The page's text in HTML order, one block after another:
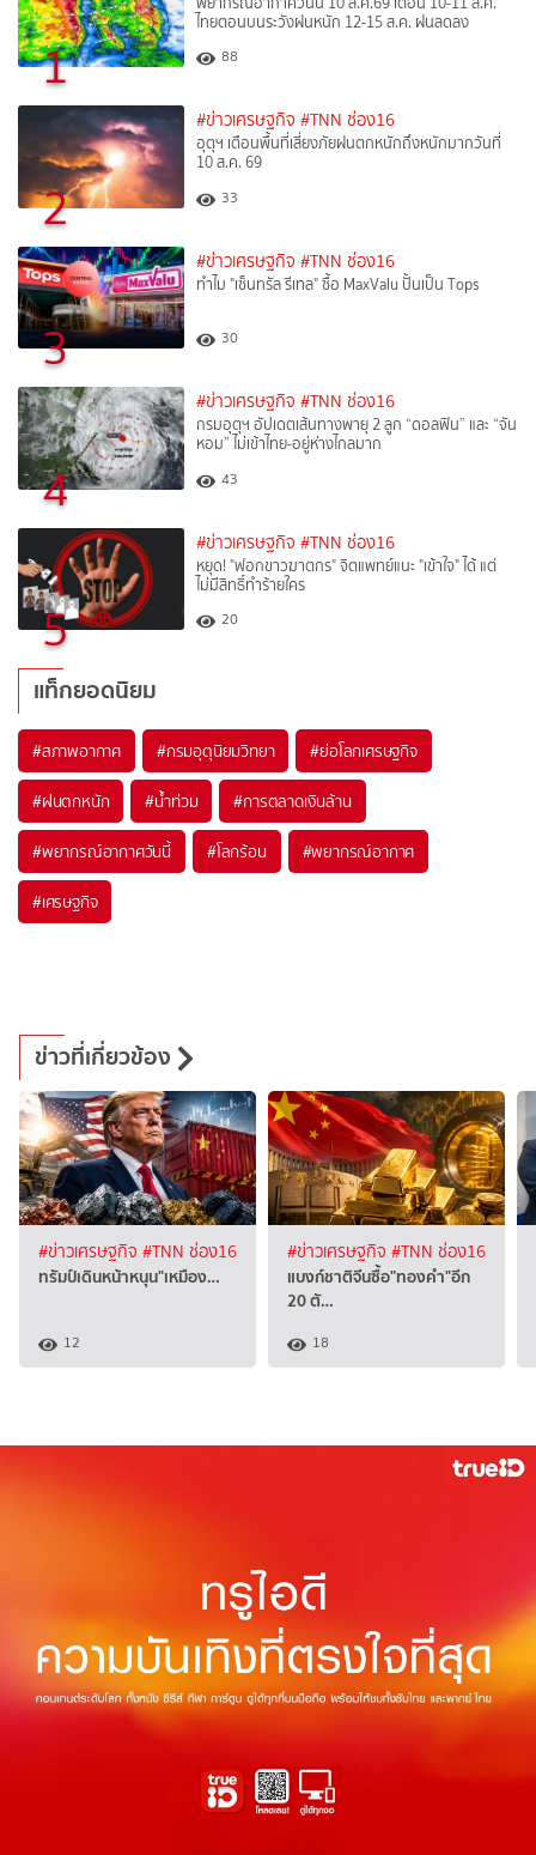
1
ไทยตอนบนระวังฝนหนัก 12-15 ส.ค. ฝนลดลง
88
2
#ข่าวเศรษฐกิจ #TNN ช่อง16
อุตุฯ เตือนพื้นที่เสี่ยงภัยฝนตกหนักถึงหนักมากวันที่
10 ส.ค. 69
33
3
#ข่าวเศรษฐกิจ #TNN ช่อง16
ทำไม "เซ็นทรัล รีเทล" ซื้อ MaxValu ปั้นเป็น Tops
30
4
#ข่าวเศรษฐกิจ #TNN ช่อง16
กรมอุตุฯ อัปเดตเส้นทางพายุ 2 ลูก “ดอลฟิน” และ “จัน
หอม” ไม่เข้าไทย-อยู่ห่างไกลมาก
43
5
#ข่าวเศรษฐกิจ #TNN ช่อง16
หยุด! "ฟอกขาวฆาตกร" จิตแพทย์แนะ "เข้าใจ" ได้ แต่
ไม่มีสิทธิ์ทำร้ายใคร
20
แท็กยอดนิยม
#สภาพอากาศ #กรมอุตุนิยมวิทยา #ย่อโลกเศรษฐกิจ
#ฝนตกหนัก #น้ำท่วม #การตลาดเงินล้าน
#พยากรณ์อากาศวันนี้ #โลกร้อน #พยากรณ์อากาศ
#เศรษฐกิจ
ข่าวที่เกี่ยวข้อง
#ข่าวเศรษฐกิจ #TNN ช่อง16
ทรัมป์เดินหน้าหนุน"เหมือง…
12
#ข่าวเศรษฐกิจ #TNN ช่อง16
แบงก์ชาติจีนซื้อ"ทองคำ"อีก
20 ตั…
18